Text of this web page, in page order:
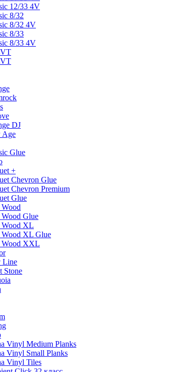
12/33 4V
8/32
8/32 4V
8/33
8/33 4V
DJ
Age
Glue
+
Chevron Glue
Chevron Premium
Glue
Wood Glue
Wood XL
Wood XL Glue
Wood XXL
Line
Stone
Vinyl Medium Planks
Vinyl Small Planks
Vinyl Tiles